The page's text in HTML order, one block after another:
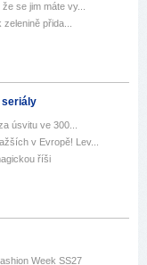
se jim máte vy...
přida...
seriály
úsvitu ve 300...
v Evropě! Lev...
říši
Week SS27